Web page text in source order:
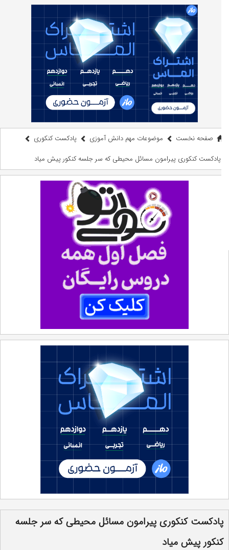
صفحه نخست موضوعات مهم دانش آموزی
پادکست کنکوری
پادکست کنکوری پیرامون مسائل محیطی که سر جلسه کنکور پیش میاد
پادکست کنکوری پیرامون مسائل محیطی که سر جلسه
کنکور پیش میاد